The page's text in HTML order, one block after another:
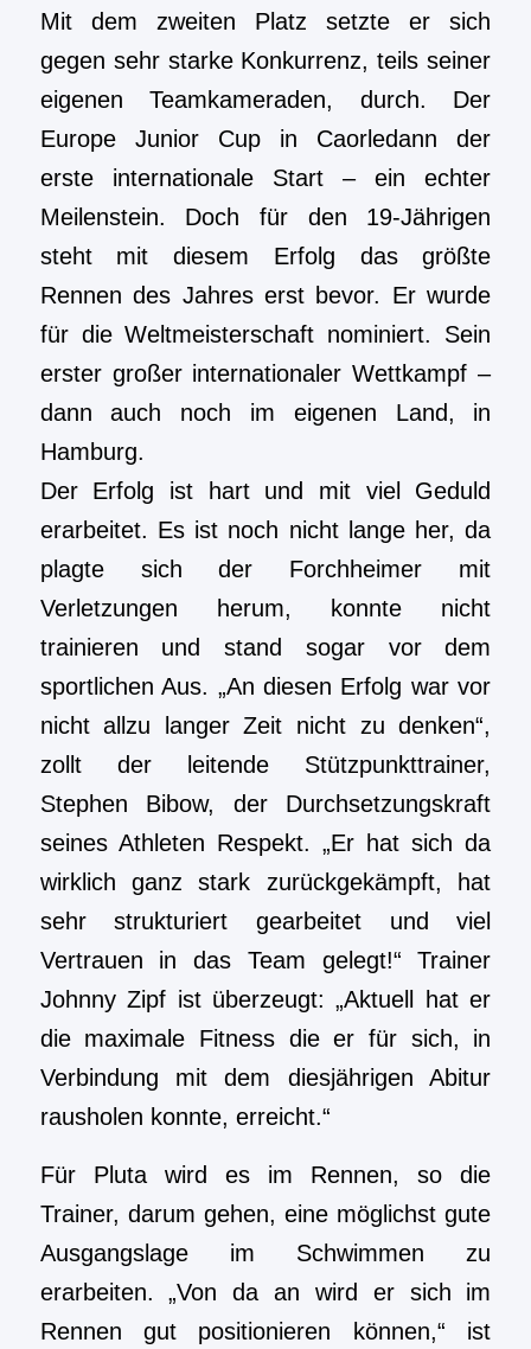
Mit dem zweiten Platz setzte er sich
gegen sehr starke Konkurrenz, teils seiner
eigenen Teamkameraden, durch. Der
Europe Junior Cup in Caorledann der
erste internationale Start – ein echter
Meilenstein. Doch für den 19-Jährigen
steht mit diesem Erfolg das größte
Rennen des Jahres erst bevor. Er wurde
für die Weltmeisterschaft nominiert. Sein
erster großer internationaler Wettkampf –
dann auch noch im eigenen Land, in
Hamburg.
Der Erfolg ist hart und mit viel Geduld
erarbeitet. Es ist noch nicht lange her, da
plagte sich der Forchheimer mit
Verletzungen herum, konnte nicht
trainieren und stand sogar vor dem
sportlichen Aus. „An diesen Erfolg war vor
nicht allzu langer Zeit nicht zu denken“,
zollt der leitende Stützpunkttrainer,
Stephen Bibow, der Durchsetzungskraft
seines Athleten Respekt. „Er hat sich da
wirklich ganz stark zurückgekämpft, hat
sehr strukturiert gearbeitet und viel
Vertrauen in das Team gelegt!“ Trainer
Johnny Zipf ist überzeugt: „Aktuell hat er
die maximale Fitness die er für sich, in
Verbindung mit dem diesjährigen Abitur
rausholen konnte, erreicht.“
Für Pluta wird es im Rennen, so die
Trainer, darum gehen, eine möglichst gute
Ausgangslage im Schwimmen zu
erarbeiten. „Von da an wird er sich im
Rennen gut positionieren können,“ ist